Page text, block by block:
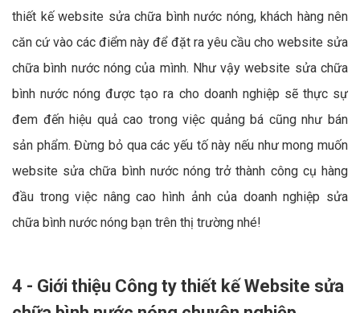
thiết kế website sửa chữa bình nước nóng, khách hàng nên
căn cứ vào các điểm này để đặt ra yêu cầu cho website sửa
chữa bình nước nóng của mình. Như vậy website sửa chữa
bình nước nóng được tạo ra cho doanh nghiệp sẽ thực sự
đem đến hiệu quả cao trong việc quảng bá cũng như bán
sản phẩm. Đừng bỏ qua các yếu tố này nếu như mong muốn
website sửa chữa bình nước nóng trở thành công cụ hàng
đầu trong việc nâng cao hình ảnh của doanh nghiệp sửa
chữa bình nước nóng bạn trên thị trường nhé!
4 - Giới thiệu Công ty thiết kế Website sửa